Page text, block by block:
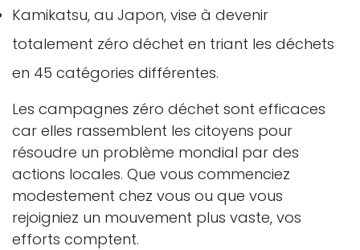
Kamikatsu, au Japon, vise à devenir
totalement zéro déchet en triant les déchets
en 45 catégories différentes.
Les campagnes zéro déchet sont efficaces
car elles rassemblent les citoyens pour
résoudre un problème mondial par des
actions locales. Que vous commenciez
modestement chez vous ou que vous
rejoigniez un mouvement plus vaste, vos
efforts comptent.